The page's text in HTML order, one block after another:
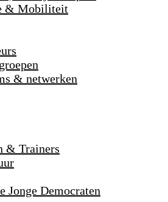
& Mobiliteit
& netwerken
& Trainers
Jonge Democraten